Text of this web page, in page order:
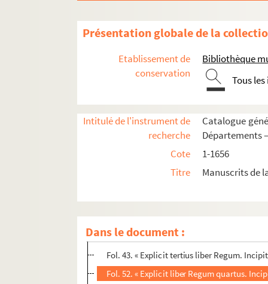
Présentation globale de la
Etablissement de
conservation
Bibliothèque
Tous
Intitulé de l'instrument de
recherche
Catalogue
Départements
Cote
1-1656
Titre
Manuscrits de
Dans le document :
2. Biblia sacra. Incomplète du
Fol. 2. Le Deutéronome commence au v.
Fol. 4. Livre de Josué, commençant au
Fol. 16. « Explicit liber Ruth. Incipit
Fol. 26 vo. « Explicit primus liber Regum.
Fol. 34 vo. « Explicit secundus liber
Fol. 43. « Explicit tertius liber Regum.
Fol. 52. « Explicit liber Regum quartus.